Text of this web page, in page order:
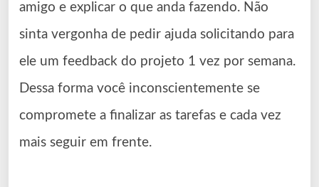
amigo e explicar o que anda fazendo. Não
sinta vergonha de pedir ajuda solicitando para
ele um feedback do projeto 1 vez por semana.
Dessa forma você inconscientemente se
compromete a finalizar as tarefas e cada vez
mais seguir em frente.